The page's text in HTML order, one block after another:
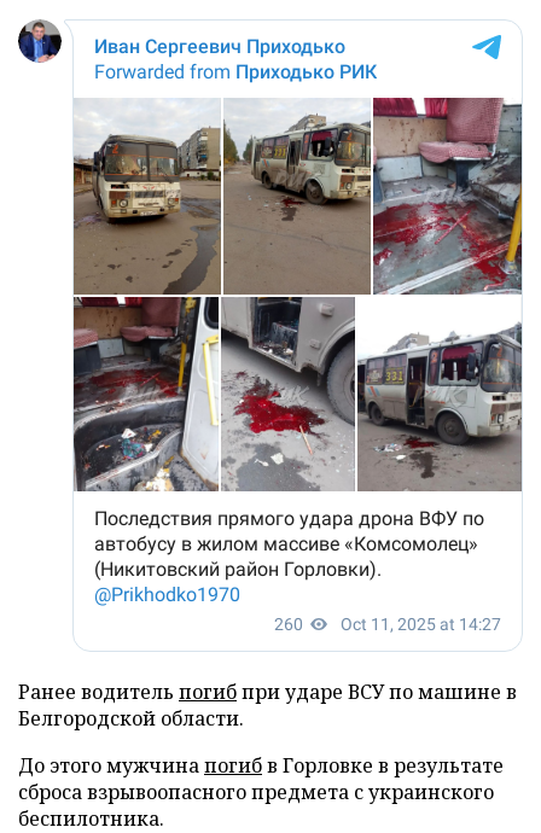
Ранее водитель погибпри ударе ВСУ по машине в
Белгородской области.
До этого мужчинапогибв Горловке в результате
сброса взрывоопасного предмета с украинского
беспилотника.